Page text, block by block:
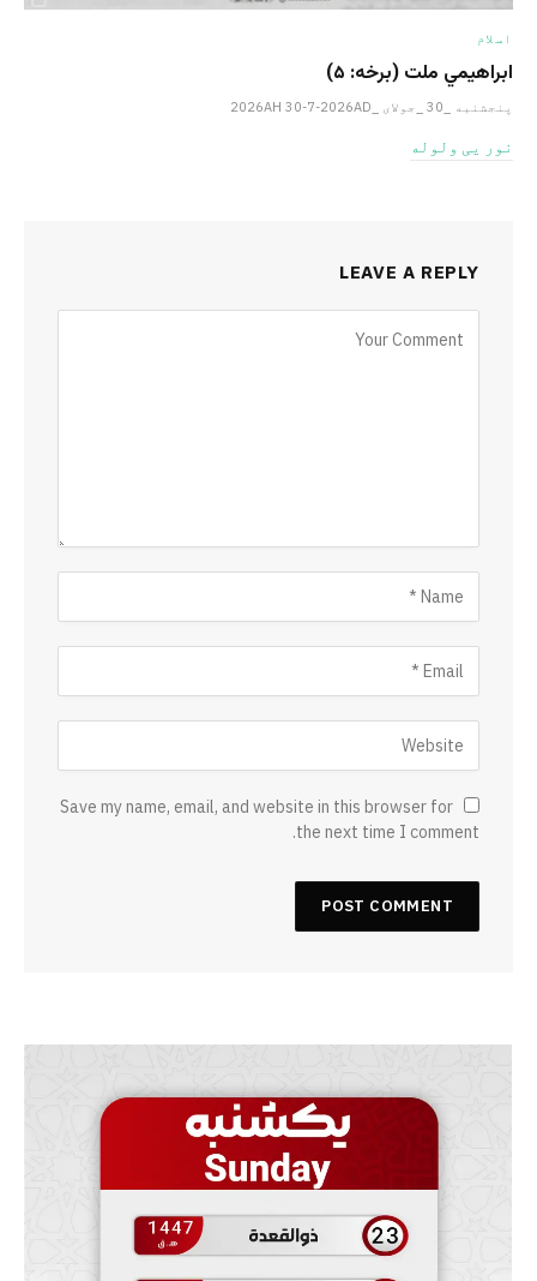
اسلام
ابراهيمي ملت (برخه: ۵)
پنجشنبه _30 _جولای _2026AH 30-7-2026AD
نور یی ولوله
LEAVE A REPLY
Save my name, email, and website in this browser for
the next time I comment.